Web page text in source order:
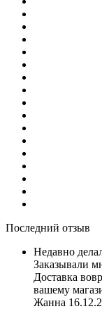
Последний отзыв
Недавно
Заказывали
Доставка
вашему
Жанна